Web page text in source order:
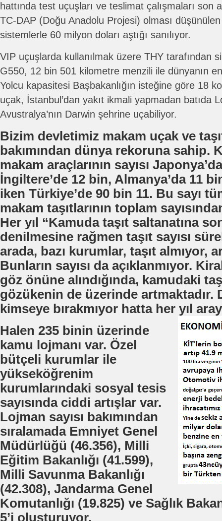
hattında test uçuşları ve teslimat çalışmaları son
TC-DAP (Doğu Anadolu Projesi) olması düşünülen
sistemlerle 60 milyon doları aştığı sanılıyor.
VIP uçuşlarda kullanılmak üzere THY tarafından
G550, 12 bin 501 kilometre menzili ile dünyanın
Yolcu kapasitesi Başbakanlığın isteğine göre 18
uçak, İstanbul’dan yakıt ikmali yapmadan batıda
Avustralya’nın Darwin şehrine uçabiliyor.
Bizim devletimiz makam uçak ve
bakımından dünya rekoruna sahip.
makam araçlarının sayısı
İngiltere’de 12 bin, Almanya’da 11
iken Türkiye’de 90 bin 11. Bu sayı
makam taşıtlarının toplam
Her yıl “Kamuda taşıt saltanatına
denilmesine rağmen taşıt sayısı
arada, bazı kurumlar, taşıt almıyor,
Bunların sayısı da açıklanmıyor.
göz önüne alındığında, kamudaki
gözükenin de üzerinde artmaktadır.
kimseye bırakmıyor hatta her yıl
Halen 235 binin üzerinde
kamu lojmanı var. Özel
bütçeli kurumlar ile
yükseköğrenim
kurumlarındaki sosyal tesis
sayısında ciddi artışlar var.
Lojman sayısı bakımından
sıralamada Emniyet Genel
Müdürlüğü (46.356), Milli
Eğitim Bakanlığı (41.599),
Milli Savunma Bakanlığı
(42.308), Jandarma Genel
Komutanlığı (19.825) ve Sağlık
5’i oluşturuyor.